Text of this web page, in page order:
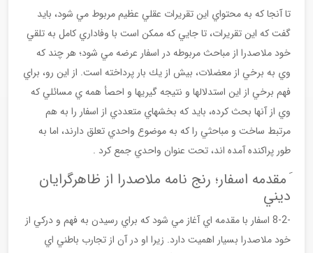
تا آنجا كه به محتواي اين تقريرات عقلي عظيم مربوط مي شود، بايد
گفت كه اين تقريرات، تا جايي كه ممكن است با وفاداري كامل به تلقي
خود ملاصدرا از مباحث مربوطه در اسفار عرضه مي شود؛ هر چند كه
وي به برخي از معضلات، بيش از يك بار پرداخته است. از اين رو، براي
فهم برخي از اين استدلالها و نتيجه گيريها و احصأ همه ي مسائلي كه
وي از آنها بحث كرده، بايد كه بخشهاي متعددي از اسفار را به هم
مرتبط ساخت و مباحثي را كه به موضوع واحدي تعلق دارند، اما به
طور پراكنده آمده اند، تحت عنوان واحدي جمع كرد .
َ مقدمه اسفار؛ رنج نامه ملاصدرا از ظاهرگرايان
ديني
-8-2 اسفار با مقدمه اي آغاز مي شود كه براي رسيدن به فهم و دركي از
خود ملاصدرا بسيار اهميت دارد. زيرا او در آن از تجارب باطني اي